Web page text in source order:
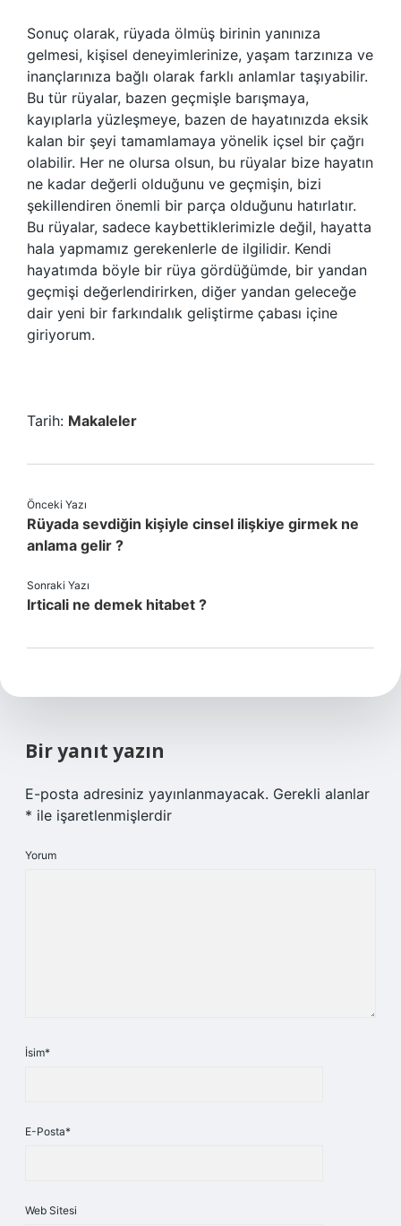
Sonuç olarak, rüyada ölmüş birinin yanınıza
gelmesi, kişisel deneyimlerinize, yaşam tarzınıza ve
inançlarınıza bağlı olarak farklı anlamlar taşıyabilir.
Bu tür rüyalar, bazen geçmişle barışmaya,
kayıplarla yüzleşmeye, bazen de hayatınızda eksik
kalan bir şeyi tamamlamaya yönelik içsel bir çağrı
olabilir. Her ne olursa olsun, bu rüyalar bize hayatın
ne kadar değerli olduğunu ve geçmişin, bizi
şekillendiren önemli bir parça olduğunu hatırlatır.
Bu rüyalar, sadece kaybettiklerimizle değil, hayatta
hala yapmamız gerekenlerle de ilgilidir. Kendi
hayatımda böyle bir rüya gördüğümde, bir yandan
geçmişi değerlendirirken, diğer yandan geleceğe
dair yeni bir farkındalık geliştirme çabası içine
giriyorum.
Tarih: Makaleler
Önceki Yazı
Rüyada sevdiğin kişiyle cinsel ilişkiye girmek ne
anlama gelir ?
Sonraki Yazı
Irticali ne demek hitabet ?
Bir yanıt yazın
E-posta adresiniz yayınlanmayacak. Gerekli alanlar
* ile işaretlenmişlerdir
Yorum
İsim*
E-Posta*
Web Sitesi